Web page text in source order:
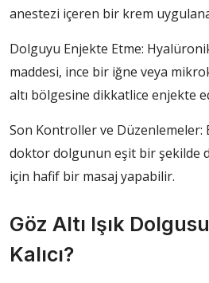
anestezi içeren bir krem
Dolguyu Enjekte Etme:
maddesi, ince bir iğne veya
altı bölgesine dikkatlice enjekte
Son Kontroller ve Düzenlemeler:
doktor dolgunun eşit bir şekilde
için hafif bir masaj yapabilir.
Göz Altı Işık
Kalıcı?